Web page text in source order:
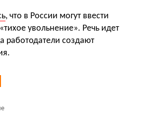
, что в России могут ввести
увольнение». Речь идет
работодатели создают